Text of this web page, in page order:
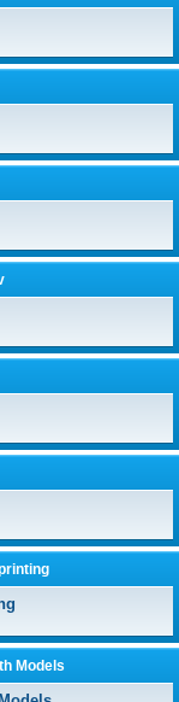
Models